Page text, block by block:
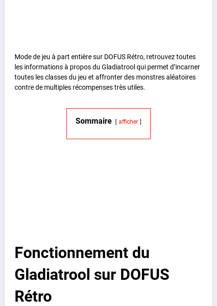
Mode de jeu à part entière sur DOFUS Rétro, retrouvez toutes
les informations à propos du Gladiatrool qui permet d’incarner
toutes les classes du jeu et affronter des monstres aléatoires
contre de multiples récompenses très utiles.
Sommaire afficher
Fonctionnement du
Gladiatrool sur DOFUS
Rétro